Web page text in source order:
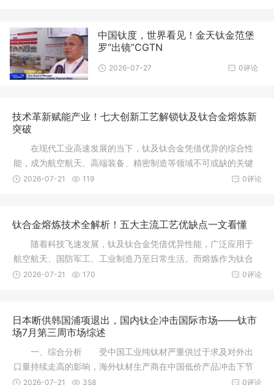
中国钛度，世界看见！金天钛金范堡
罗“出镜”CGTN
0评论
2026-07-27
技术革新赋能产业！七大创新工艺解锁钛及钛合金熔炼新
突破
在现代工业高速发展的当下，钛及钛合金凭借优异的综合性
能，成为航空航天、高端装备、精密制造等领域不可或缺的关键
材料。市场需求持续
0评论
2026-07-21 119
钛合金熔炼技术全解析！五大主流工艺优缺点一文看懂
随着科技飞速发展，钛及钛合金凭借优异性能，广泛应用于
航空航天、国防军工、工业制造乃至日常生活。而熔炼作为钛合
金生产最核心的工序
0评论
2026-07-21 170
日本断供韩国浦项退出，国内钛企冲击国际市场‌——钛市
场7月第三周市场综述
一、综合分析 受中国工业纯钛材严重供过于求及对外出
口量持续走高的影响，海外钛材生产商在中国低价产品冲击下节
节败退，哈萨克斯坦
0评论
2026-07-21 358